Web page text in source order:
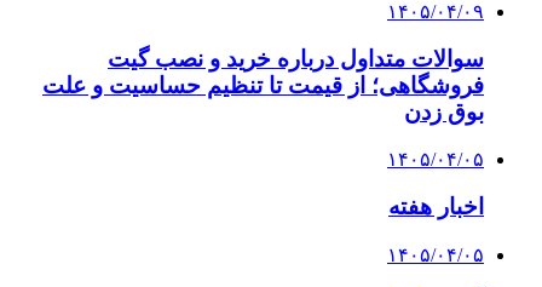
۱۴۰۵/۰۴/۰۹
سوالات متداول درباره خرید و نصب گیت
فروشگاهی؛ از قیمت تا تنظیم حساسیت و علت
بوق زدن
۱۴۰۵/۰۴/۰۵
اخبار هفته
۱۴۰۵/۰۴/۰۵